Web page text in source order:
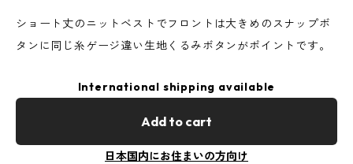
ショート丈のニットベストでフロントは大きめのスナップボ
タンに同じ糸ゲージ違い生地くるみボタンがポイントです。
International shipping available
Add to cart
日本国内にお住まいの方向け